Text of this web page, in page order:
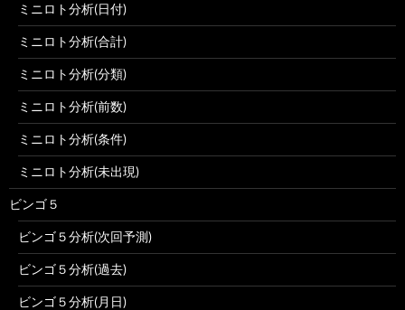
ミニロト分析(日付)
ミニロト分析(合計)
ミニロト分析(分類)
ミニロト分析(前数)
ミニロト分析(条件)
ミニロト分析(未出現)
ビンゴ５
ビンゴ５分析(次回予測)
ビンゴ５分析(過去)
ビンゴ５分析(月日)